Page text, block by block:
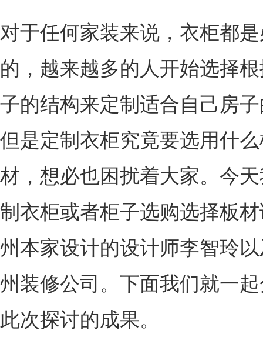
对于任何家装来说，衣柜都
的，越来越多的人开始选择
子的结构来定制适合自己房
但是定制衣柜究竟要选用什
材，想必也困扰着大家。今
制衣柜或者柜子选购选择板
州本家设计的设计师李智玲
州装修公司。下面我们就一
此次探讨的成果。